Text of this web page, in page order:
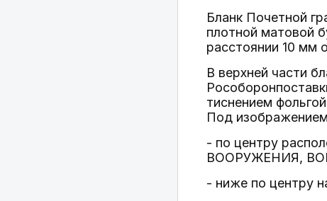
Бланк Почетной
плотной матовой
расстоянии 10 мм
В верхней части
тиснением
Под
- по центру
ВООРУЖЕНИЯ,
- ниже по центру